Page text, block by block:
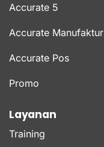
Accurate 5
Accurate Manufaktur
Accurate Pos
Promo
Layanan
Training